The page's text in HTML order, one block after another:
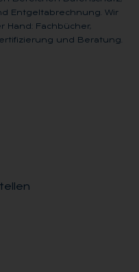
Entgeltabrechnung. Wir
Hand: Fachbücher,
und Beratung.